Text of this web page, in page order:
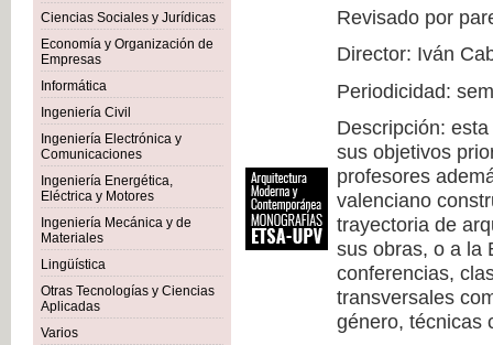
Ciencias Sociales y Jurídicas
Economía y Organización de
Empresas
Informática
Ingeniería Civil
Ingeniería Electrónica y
Comunicaciones
Ingeniería Energética,
Eléctrica y Motores
Ingeniería Mecánica y de
Materiales
Lingüística
Otras Tecnologías y Ciencias
Aplicadas
Varios
Revisado por
Director: Iván
Periodicidad:
Descripción:
sus objetivos
profesores
valenciano
trayectoria de
sus obras, o a la
conferencias,
transversales
género, técnicas